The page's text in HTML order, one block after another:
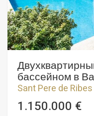
бассейном в
Sant Pere de Ribes
1.150.000 €